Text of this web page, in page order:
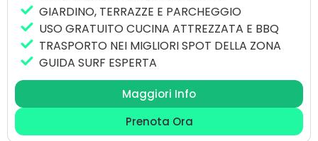
NB: Si prega di notare che la prima guida
sarà il giorno successivo all’arrivo e
continuerà ogni giorno successivo. Le guide
di surf non possono essere cancellate,
modificate e rimborsate una volta prenotate
Il pacchetto comprende 7 notti, 5 giorni di
surfguide (2 sessions di 2 ore al giorno con beach
GIARDINO, TERRAZZE E PARCHEGGIO
USO GRATUITO CUCINA ATTREZZATA E BBQ
TRASPORTO NEI MIGLIORI SPOT DELLA ZONA
GUIDA SURF ESPERTA
Maggiori Info
Prenota Ora